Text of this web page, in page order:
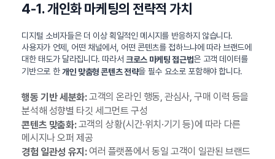
4-1. 개인화 마케팅의 전략적 가치
디지털 소비자들은 더 이상 획일적인 메시지를 반응하지 않습니다.
사용자가 언제, 어떤 채널에서, 어떤 콘텐츠를 접하느냐에 따라 브랜드에
대한 태도가 달라집니다. 따라서크로스 마케팅 접근법은 고객 데이터를
기반으로 한개인 맞춤형 콘텐츠 전략을 필수 요소로 포함해야 합니다.
행동 기반 세분화:고객의 온라인 행동, 관심사, 구매 이력 등을
분석해 성향별 타깃 세그먼트 구성
콘텐츠 맞춤화:고객의 상황(시간·위치·기기 등)에 따라 다른
메시지나 오퍼 제공
경험 일관성 유지:여러 플랫폼에서 동일 고객이 일관된 브랜드